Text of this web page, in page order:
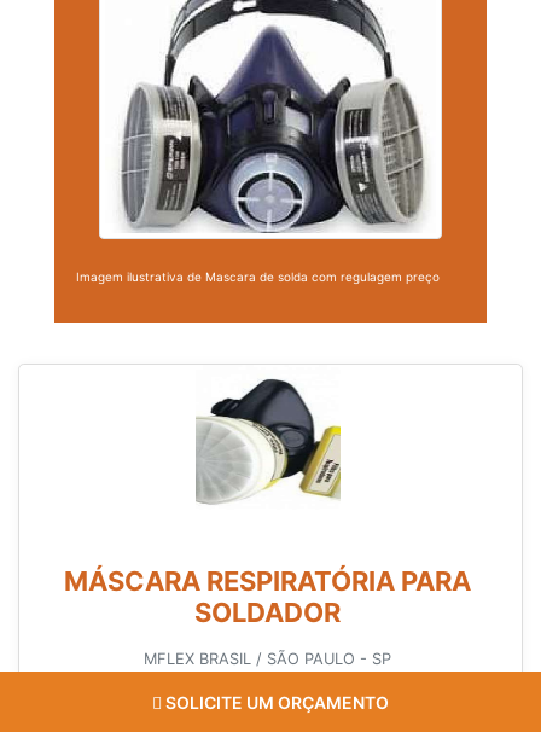
Imagem ilustrativa de Mascara de solda com regulagem preço
MÁSCARA RESPIRATÓRIA PARA
SOLDADOR
MFLEX BRASIL / SÃO PAULO - SP
empregado em processos de soldagem tanto mais árduos quantos mais
SOLICITE UM ORÇAMENTO